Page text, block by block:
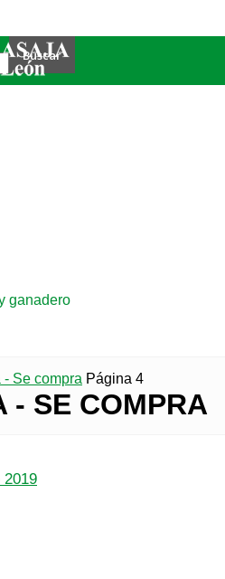
ganadero
- Se compra Página 4
- SE COMPRA
2019